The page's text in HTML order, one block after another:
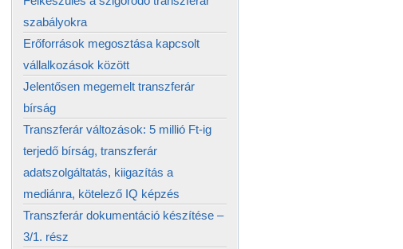
szabályokra
Erőforrások megosztása kapcsolt
vállalkozások között
Jelentősen megemelt transzferár
bírság
Transzferár változások: 5 millió Ft-ig
terjedő bírság, transzferár
adatszolgáltatás, kiigazítás a
mediánra, kötelező IQ képzés
Transzferár dokumentáció készítése –
3/1. rész